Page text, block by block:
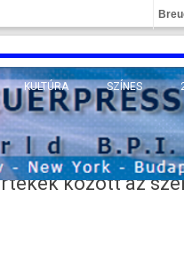
EURÓPA
KÖZEL-KELET
KULTÚRA
TUDOMÁNY
SZÍNES
között az